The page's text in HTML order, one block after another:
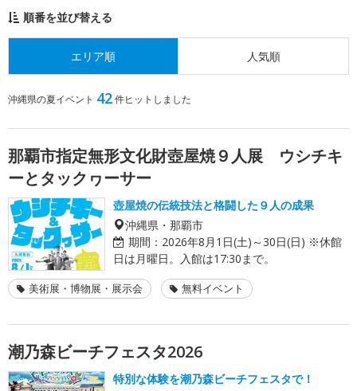
順番を並び替える
エリア順 人気順
沖縄県の夏イベント 42件ヒットしました
那覇市指定無形文化財壺屋焼９人展 ウシチキ
ーとタックヮーサー
壺屋焼の伝統技法と格闘した９人の成果
沖縄県・那覇市
期間： 2026年8月1日(土)～30日(日) ※休館
日は月曜日。入館は17:30まで。
美術展・博物展・展示会 無料イベント
潮乃森ビーチフェスタ2026
特別な体験を潮乃森ビーチフェスタで！